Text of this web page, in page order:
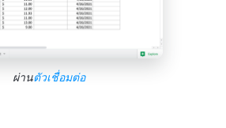
ผ่านตัวเชื่อมต่อ